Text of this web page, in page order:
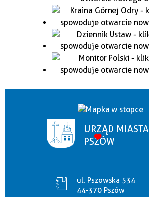
URZĄD MIASTA
PSZÓW
ul. Pszowska 534
44-370 Pszów